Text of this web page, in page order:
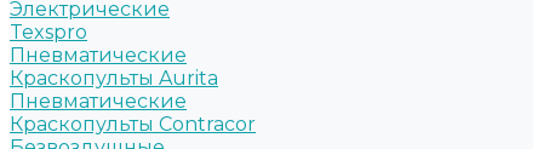
Электрические
Texspro
Пневматические
Краскопульты Aurita
Пневматические
Краскопульты Contracor